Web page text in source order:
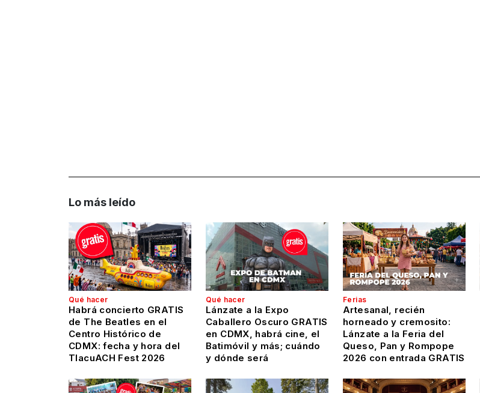
Lo más leído
Qué hacer
Habrá concierto GRATIS
de The Beatles en el
Centro Histórico de
CDMX: fecha y hora del
TlacuACH Fest 2026
Qué hacer
Lánzate a la Expo
Caballero Oscuro GRATIS
en CDMX, habrá cine, el
Batimóvil y más; cuándo
y dónde será
Ferias
Artesanal, recién
horneado y cremosito:
Lánzate a la Feria del
Queso, Pan y Rompope
2026 con entrada GRATIS